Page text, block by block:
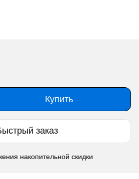
Купить
заказ
накопительной скидки